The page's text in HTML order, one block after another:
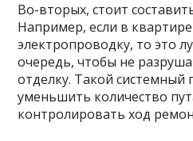
Во-вторых, стоит
Например, если в
электропроводку, то это
очередь, чтобы не
отделку. Такой системный
уменьшить количество
контролировать ход